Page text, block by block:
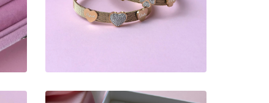
BRILHANTE
19,00 €